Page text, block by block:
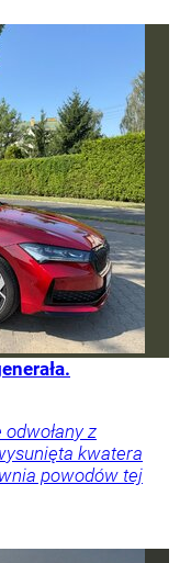
odwołany z
kwatera
powodów tej